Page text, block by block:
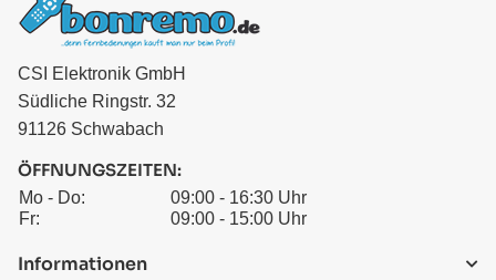
CSI Elektronik GmbH
Südliche Ringstr. 32
91126 Schwabach
ÖFFNUNGSZEITEN:
Mo - Do:
09:00 - 16:30 Uhr
Fr:
09:00 - 15:00 Uhr
Informationen